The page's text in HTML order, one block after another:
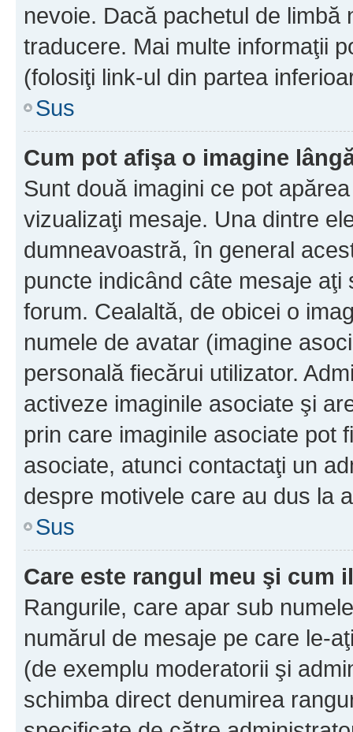
nevoie. Dacă pachetul de
traducere. Mai multe informaţii
(folosiţi link-ul din partea
Sus
Cum pot afişa o imagine
Sunt două imagini ce pot
vizualizaţi mesaje. Una dintre
dumneavoastră, în general
puncte indicând câte mesaje
forum. Cealaltă, de obicei o
numele de avatar (imagine
personală fiecărui utilizator.
activeze imaginile asociate şi
prin care imaginile asociate pot
asociate, atunci contactaţi un
despre motivele care au dus la
Sus
Care este rangul meu şi cum
Rangurile, care apar sub
numărul de mesaje pe care le-
(de exemplu moderatorii şi
schimba direct denumirea